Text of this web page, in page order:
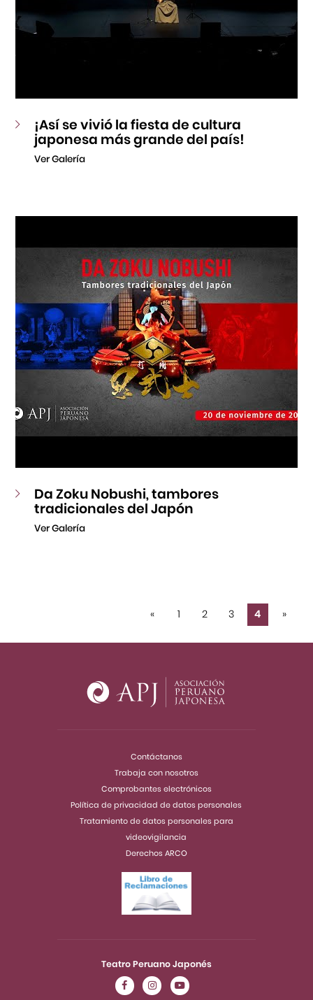
¡Así se vivió la fiesta de cultura
japonesa más grande del país!
Ver Galería
Da Zoku Nobushi, tambores
tradicionales del Japón
Ver Galería
« 1 2 3 4 »
Teatro Peruano Japonés
Contáctanos
Trabaja con nosotros
Comprobantes electrónicos
Política de privacidad de datos personales
Tratamiento de datos personales para
videovigilancia
Derechos ARCO